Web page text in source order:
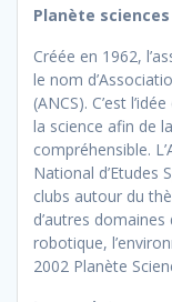
Planète
Créée en 1962,
le nom
(ANCS). C’est
la science afin de
compréhensible.
National d’Etudes
clubs autour du
d’autres
robotique,
2002 Planète